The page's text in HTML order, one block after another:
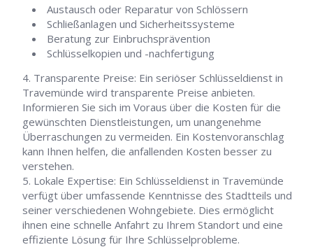
Austausch oder Reparatur von Schlössern
Schließanlagen und Sicherheitssysteme
Beratung zur Einbruchsprävention
Schlüsselkopien und -nachfertigung
Transparente Preise: Ein seriöser Schlüsseldienst in
Travemünde wird transparente Preise anbieten.
Informieren Sie sich im Voraus über die Kosten für die
gewünschten Dienstleistungen, um unangenehme
Überraschungen zu vermeiden. Ein Kostenvoranschlag
kann Ihnen helfen, die anfallenden Kosten besser zu
verstehen.
Lokale Expertise: Ein Schlüsseldienst in Travemünde
verfügt über umfassende Kenntnisse des Stadtteils und
seiner verschiedenen Wohngebiete. Dies ermöglicht
ihnen eine schnelle Anfahrt zu Ihrem Standort und eine
effiziente Lösung für Ihre Schlüsselprobleme.